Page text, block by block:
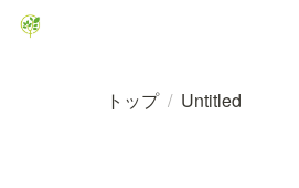
トップ / Untitled